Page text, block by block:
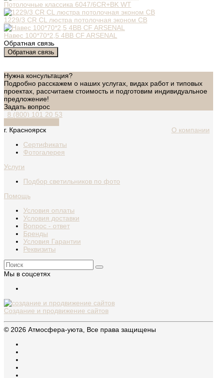
Потолочные классика 6047/6CR+BK WT
1229/3 CR CL люстра потолочная эконом СВ
Навес 100*70*2,5 4ВВ CF ARSENAL
Обратная связь
Обратная связь
Нужна консультация?
Подробно расскажем о наших услугах, видах работ и типовых
проектах, рассчитаем стоимость и подготовим индивидуальное
предложение!
Задать вопрос
8 (800) 101 20 53
г. Красноярск
О компании
Сертификаты
Фотогалерея
Услуги
Подбор светильников по фото
Помощь
Условия оплаты
Условия доставки
Вопрос - ответ
Бренды
Условия Гарантии
Реквизиты
Мы в соцсетях
Создание и продвижение сайтов
© 2026 Атмосфера-уюта, Все права защищены